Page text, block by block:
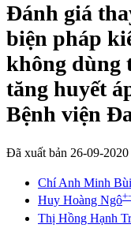
Đánh giá
biện pháp
không dùng
tăng huyết
Bệnh viện
Đã xuất bản 26-09-2020
Chí Anh Minh Bùi
Huy Hoàng Ngô+
Thị Hồng Hạnh